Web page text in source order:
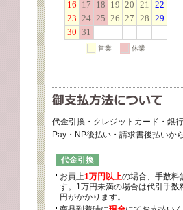
代金引換・クレジットカード・銀
Pay・NP後払い・請求書後払いか
代金引換
お買上1万円以上の場合、手数料
す。1万円未満の場合は代引手数
円がかかります。